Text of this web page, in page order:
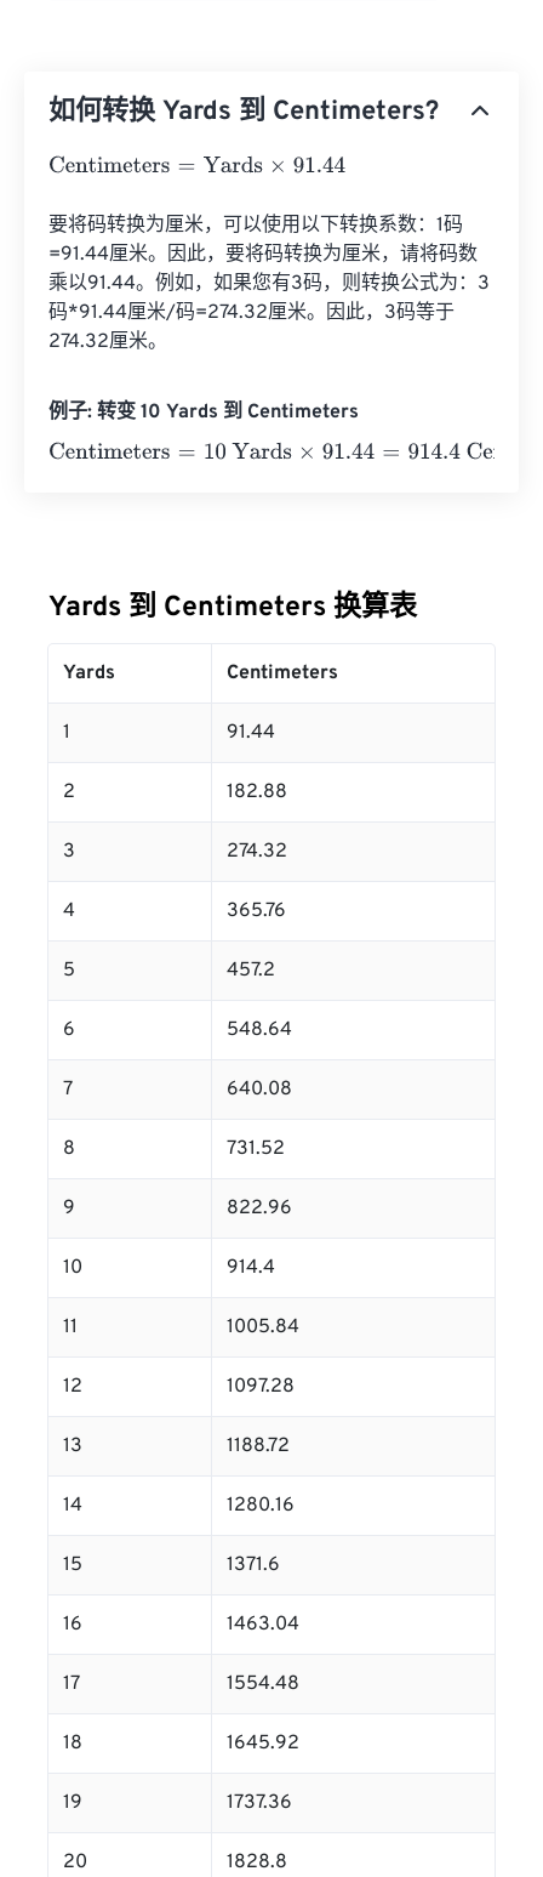
如何转换 Yards 到 Centimeters?
Centimeters= Yards×91.44
要将码转换为厘米，可以使用以下转换系数：1码
=91.44厘米。因此，要将码转换为厘米，请将码数
乘以91.44。例如，如果您有3码，则转换公式为：3
码*91.44厘米/码=274.32厘米。因此，3码等于
274.32厘米。
例子: 转变 10 Yards 到 Centimeters
Centimeters= 10 Yards×91.44= 914.4 Centimeters
Yards 到 Centimeters 换算表
Yards Centimeters
1 91.44
2 182.88
3 274.32
4 365.76
5 457.2
6 548.64
7 640.08
8 731.52
9 822.96
10 914.4
11 1005.84
12 1097.28
13 1188.72
14 1280.16
15 1371.6
16 1463.04
17 1554.48
18 1645.92
19 1737.36
20 1828.8